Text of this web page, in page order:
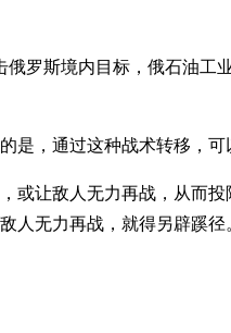
罗斯境内目标，俄石油
，通过这种战术转移，可
让敌人无力再战，从而
人无力再战，就得另辟蹊径